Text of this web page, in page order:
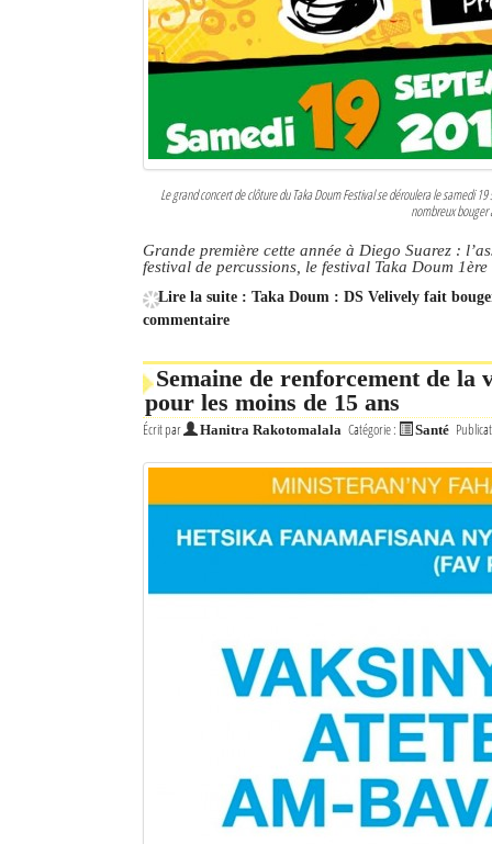
Le grand concert de clôture du Taka Doum Festival se déroulera le samedi
nombreux bouger
Grande première cette année à Diego Suarez :
festival de percussions, le festival Taka Doum
Lire la suite : Taka Doum : DS Velively fait
commentaire
Semaine de renforcement de
pour les moins de 15 ans
Écrit par Hanitra Rakotomalala Catégorie : Santé